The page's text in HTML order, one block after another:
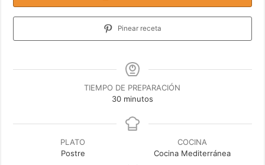
Pinear receta
TIEMPO DE PREPARACIÓN
30minutos
minutos
PLATO
Postre
COCINA
Cocina Mediterránea